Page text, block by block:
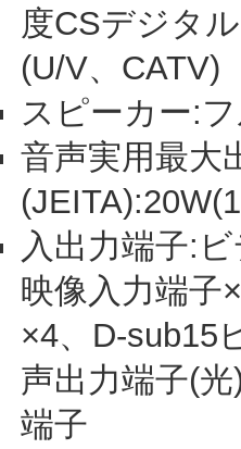
度CSデジタ
(U/V、CATV)
スピーカー:
音声実用最大
入出力端子:
映像入力端子
×4、D-sub15
声出力端子(
端子